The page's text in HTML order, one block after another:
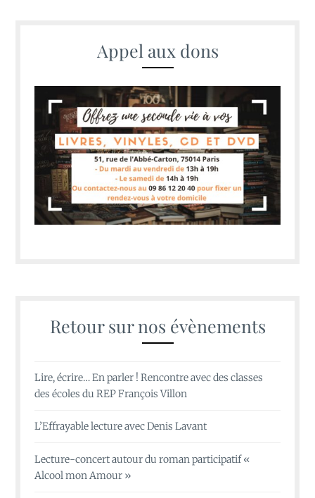
Appel aux dons
Retour sur nos évènements
Lire, écrire… En parler ! Rencontre avec des classes
des écoles du REP François Villon
L’Effrayable lecture avec Denis Lavant
Lecture-concert autour du roman participatif «
Alcool mon Amour »